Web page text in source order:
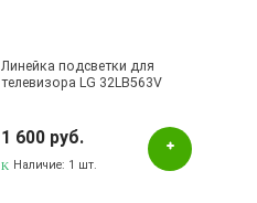
Линейка подсветки для
телевизора LG 32LB563V
1 600 руб.
Наличие: 1 шт.